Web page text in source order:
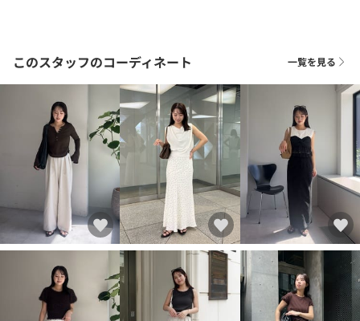
このスタッフのコーディネート 一覧を見る